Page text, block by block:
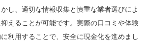
し、適切な情報収集と慎重な業者選びによ
えることが可能です。実際の口コミや体験
利用することで、安全に現金化を進めまし